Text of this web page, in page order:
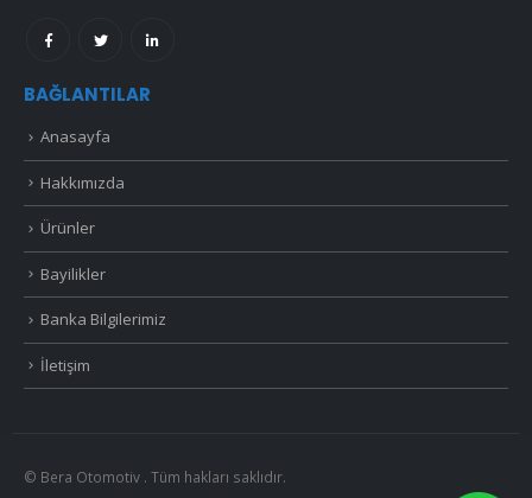
BAĞLANTILAR
Anasayfa
Hakkımızda
Ürünler
Bayilikler
Banka Bilgilerimiz
İletişim
© Bera Otomotiv . Tüm hakları saklıdır.